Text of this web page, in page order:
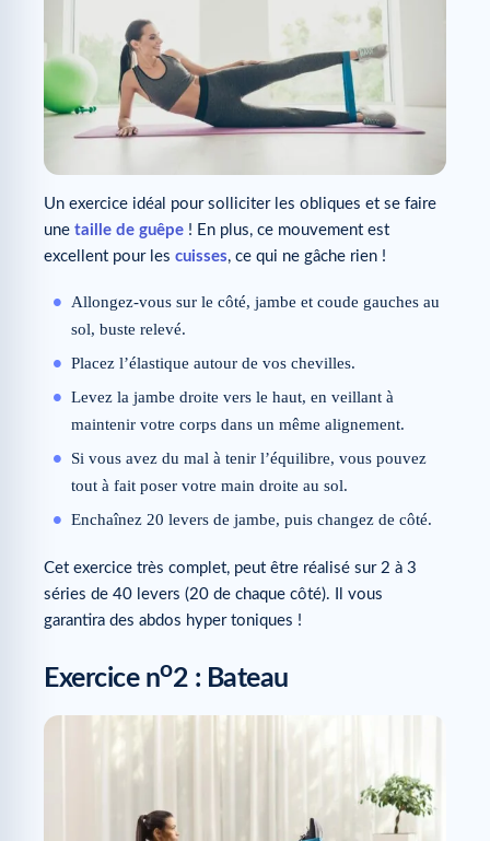
Un exercice idéal pour solliciter les obliques et se faire
une taille de guêpe ! En plus, ce mouvement est
excellent pour les cuisses, ce qui ne gâche rien !
Allongez-vous sur le côté, jambe et coude gauches au
sol, buste relevé.
Placez l’élastique autour de vos chevilles.
Levez la jambe droite vers le haut, en veillant à
maintenir votre corps dans un même alignement.
Si vous avez du mal à tenir l’équilibre, vous pouvez
tout à fait poser votre main droite au sol.
Enchaînez 20 levers de jambe, puis changez de côté.
Cet exercice très complet, peut être réalisé sur 2 à 3
séries de 40 levers (20 de chaque côté). Il vous
garantira des abdos hyper toniques !
Exercice no2 : Bateau